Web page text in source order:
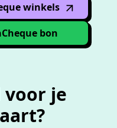
winkels
innew window
bon
voor je